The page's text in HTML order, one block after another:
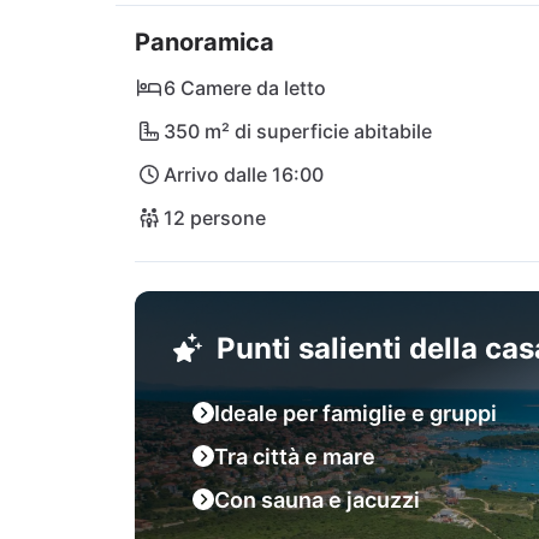
dall'emozionante parco naturale "Capo
chilometri. Anche l'aeroporto di Pola, il più
può essere raggiunto in soli 20 minuti di
Panoramica
6 Camere da letto
350 m² di superficie abitabile
Arrivo dalle 16:00
12 persone
Punti salienti della
Ideale per famiglie e gruppi
Tra città e mare
Con sauna e jacuzzi